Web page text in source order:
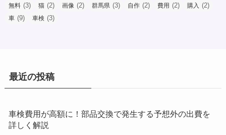
無料 (3) 猫 (2) 画像 (2) 群馬県 (3) 自作 (2) 費用 (2) 購入 (2)
車 (9) 車検 (3)
最近の投稿
車検費用が高額に！部品交換で発生する予想外の出費を
詳しく解説